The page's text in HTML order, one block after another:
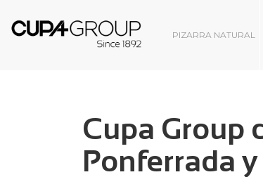
PIZARRA NATURAL
Cupa Group
Ponferrada